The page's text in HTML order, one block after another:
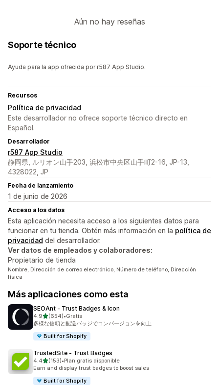
Aún no hay reseñas
Soporte técnico
Ayuda para la app ofrecida por r587 App Studio.
Recursos
Política de privacidad
Este desarrollador no ofrece soporte técnico directo en
Español.
Desarrollador
r587 App Studio
静岡県, ルリオン山手203, 浜松市中央区山手町2-16, JP-13,
4328022, JP
Fecha de lanzamiento
1 de junio de 2026
Acceso a los datos
Esta aplicación necesita acceso a los siguientes datos para
funcionar en tu tienda. Obtén más información en la política de
privacidad del desarrollador.
Ver datos de empleados y colaboradores:
Propietario de tienda
Nombre, Dirección de correo electrónico, Número de teléfono, Dirección
física
Más aplicaciones como esta
SEOAnt ‑ Trust Badges & Icon
4.9de 5 estrellas
(654)
654 reseñas en total
•Gratis
多様な信頼と配送バッジでコンバージョンを向上
Built for Shopify
TrustedSite ‑ Trust Badges
4.4de 5 estrellas
(153)
153 reseñas en total
•Plan gratis disponible
Earn and display trust badges to boost sales
Built for Shopify